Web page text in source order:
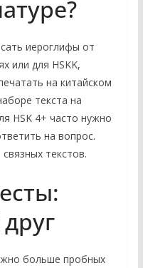
иероглифы от
или для HSKK,
на китайском
текста на
HSK 4+ часто нужно
на вопрос.
текстов.
больше пробных